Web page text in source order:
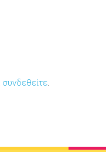
συνδεθείτε